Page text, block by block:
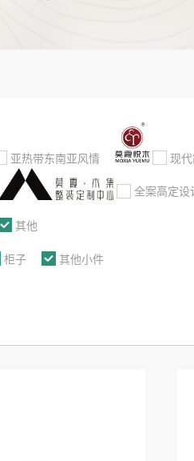
亚热带东南亚风情 现
全案高定设
其他
柜子 其他小件